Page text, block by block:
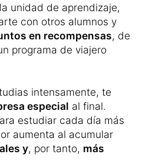
unidad de aprendizaje,
con otros alumnos y
en recompensas, de
programa de viajero
intensamente, te
especial al final.
estudiar cada día más
aumenta al acumular
y, por tanto, más